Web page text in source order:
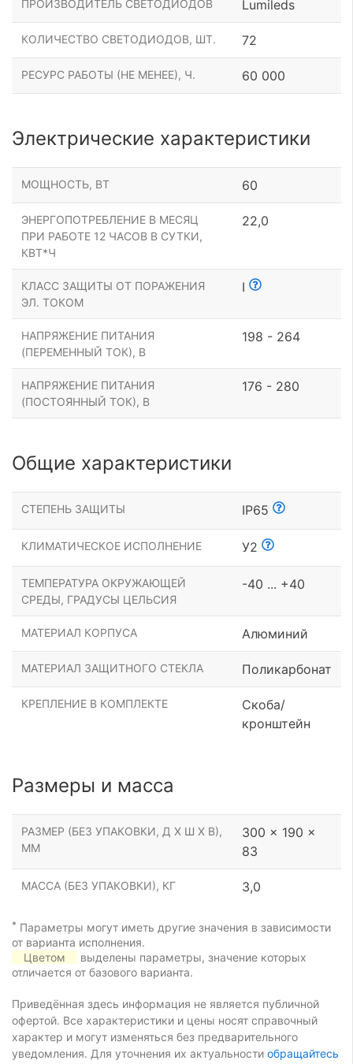
ПРОИЗВОДИТЕЛЬ СВЕТОДИОДОВ Lumileds
КОЛИЧЕСТВО СВЕТОДИОДОВ, ШТ. 72
РЕСУРС РАБОТЫ (НЕ МЕНЕЕ), Ч. 60 000
Электрические характеристики
МОЩНОСТЬ, ВТ 60
ЭНЕРГОПОТРЕБЛЕНИЕ В МЕСЯЦ
ПРИ РАБОТЕ 12 ЧАСОВ В СУТКИ,
КВТ*Ч
22,0
КЛАСС ЗАЩИТЫ ОТ ПОРАЖЕНИЯ
ЭЛ. ТОКОМ
I
НАПРЯЖЕНИЕ ПИТАНИЯ
(ПЕРЕМЕННЫЙ ТОК), В
198 - 264
НАПРЯЖЕНИЕ ПИТАНИЯ
(ПОСТОЯННЫЙ ТОК), В
176 - 280
Общие характеристики
СТЕПЕНЬ ЗАЩИТЫ IP65
КЛИМАТИЧЕСКОЕ ИСПОЛНЕНИЕ У2
ТЕМПЕРАТУРА ОКРУЖАЮЩЕЙ
СРЕДЫ, ГРАДУСЫ ЦЕЛЬСИЯ
-40 ... +40
МАТЕРИАЛ КОРПУСА Алюминий
МАТЕРИАЛ ЗАЩИТНОГО СТЕКЛА Поликарбонат
КРЕПЛЕНИЕ В КОМПЛЕКТЕ
Скоба/
кронштейн
Размеры и масса
РАЗМЕР (БЕЗ УПАКОВКИ, Д Х Ш Х В),
ММ
300 x 190 x
83
МАССА (БЕЗ УПАКОВКИ), КГ 3,0
* Параметры могут иметь другие значения в зависимости
от варианта исполнения.
Цветом
выделены параметры, значение которых
отличается от базового варианта.
Приведённая здесь информация не является публичной
офертой. Все характеристики и цены носят справочный
характер и могут изменяться без предварительного
уведомления. Для уточнения их актуальности обращайтесь